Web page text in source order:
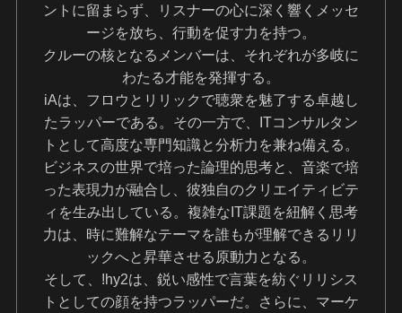
ントに留まらず、リスナーの心に深く響くメッセ
ージを放ち、行動を促す力を持つ。
クルーの核となるメンバーは、それぞれが多岐に
わたる才能を発揮する。
iAは、フロウとリリックで聴衆を魅了する卓越し
たラッパーである。その一方で、ITコンサルタン
トとして高度な専門知識と分析力を兼ね備える。
ビジネスの世界で培った論理的思考と、音楽で培
った表現力が融合し、彼独自のクリエイティビテ
ィを生み出している。複雑なIT課題を紐解く思考
力は、時に難解なテーマを誰もが理解できるリリ
ックへと昇華させる原動力となる。
そして、!hy2は、鋭い感性で言葉を紡ぐリリシス
トとしての顔を持つラッパーだ。さらに、マーケ